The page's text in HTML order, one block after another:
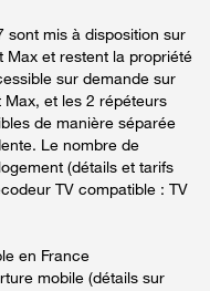
sont mis à disposition sur
Max et restent la propriété
sur demande sur
et les 2 répéteurs
de manière séparée
Le nombre de
(détails et tarifs
TV compatible : TV
en France
mobile (détails sur